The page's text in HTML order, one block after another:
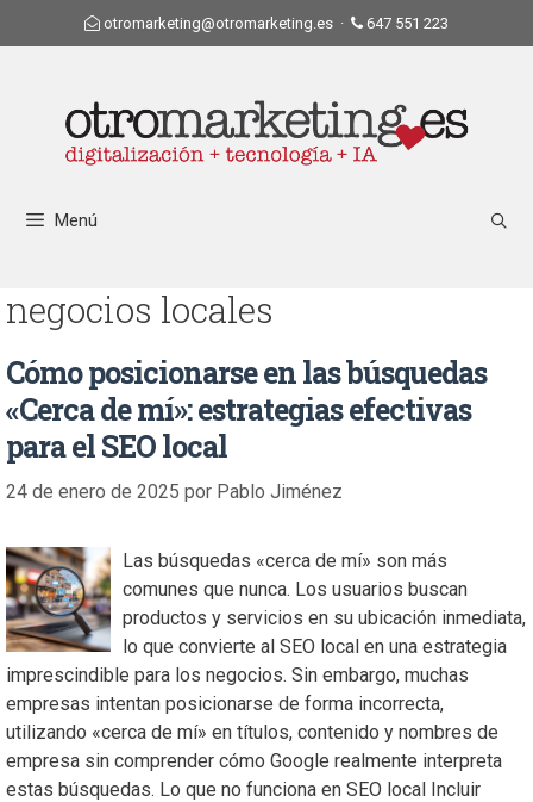
otromarketing@otromarketing.es · 647 551 223
Menú
negocios locales
Cómo posicionarse en las búsquedas
«Cerca de mí»: estrategias efectivas
para el SEO local
24 de enero de 2025 por Pablo Jiménez
Las búsquedas «cerca de mí» son más
comunes que nunca. Los usuarios buscan
productos y servicios en su ubicación inmediata,
lo que convierte al SEO local en una estrategia
imprescindible para los negocios. Sin embargo, muchas
empresas intentan posicionarse de forma incorrecta,
utilizando «cerca de mí» en títulos, contenido y nombres de
empresa sin comprender cómo Google realmente interpreta
estas búsquedas. Lo que no funciona en SEO local Incluir